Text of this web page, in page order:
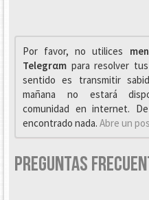
Por favor, no utilices
Telegrαm para resolver
sentido es transmitir
mañana no estará
comunidad en internet.
encontrado nada. Abre un
Preguntas